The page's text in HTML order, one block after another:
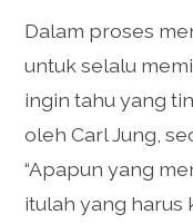
Dalam proses
untuk selalu
ingin tahu yang
oleh Carl Jung,
“Apapun yang
itulah yang harus